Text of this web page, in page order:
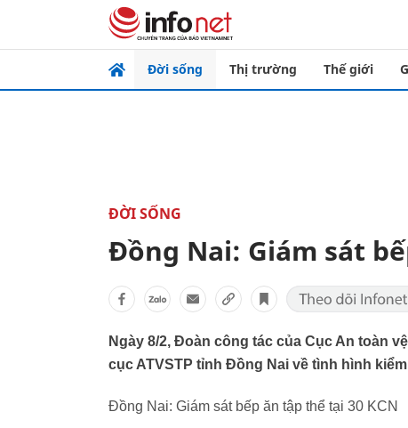
Đời sống Thị trường Thế giới
ĐỜI SỐNG
Đồng Nai: Giám sát
Ngày 8/2, Đoàn công tác của Cục An toàn
cục ATVSTP tỉnh Đồng Nai về tình hình
Đồng Nai: Giám sát bếp ăn tập thể tại 30 KCN